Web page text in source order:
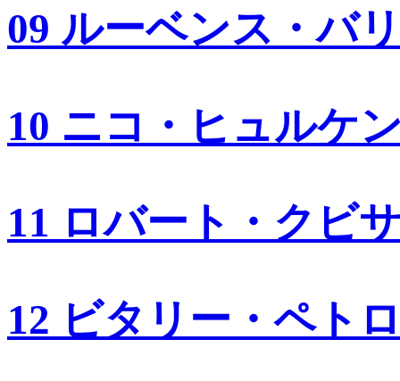
09 ルーベンス・バ
10 ニコ・ヒュルケ
11 ロバート・クビ
12 ビタリー・ペト